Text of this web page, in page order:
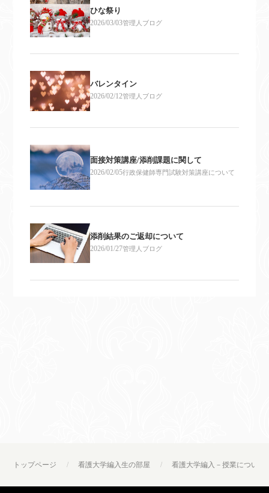
ひな祭り
2026/03/03管理人ブログ
バレンタイン
2026/02/12管理人ブログ
面接対策講座/添削課題に関して
2026/02/05行政保健師専門試験対策講座について
添削結果のご返却について
2026/01/27管理人ブログ
トップページ 看護大学編入生の部屋 看護大学編入－授業について